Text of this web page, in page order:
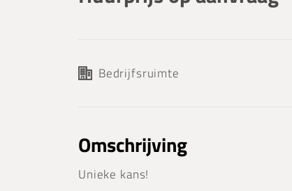
Bedrijfsruimte
Omschrijving
Unieke kans!